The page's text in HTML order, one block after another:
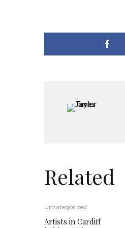
Related
Uncategorized
Artists in Cardiff